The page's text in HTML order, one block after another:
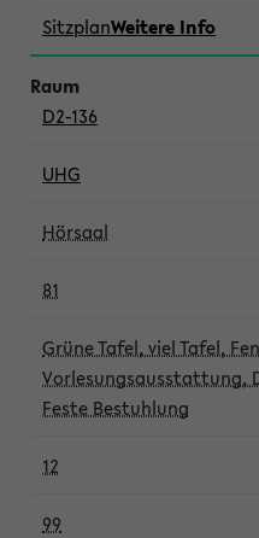
SitzplanWeitere Info
D2-136
UHG
Hörsaal
81
Grüne Tafel, viel Tafel,
Vorlesungsausstattung,
Feste Bestuhlung
12
99